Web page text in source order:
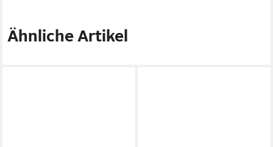
Ähnliche Artikel